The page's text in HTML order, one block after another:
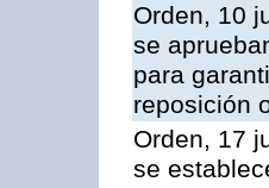
Orden, 10
se
para
reposición
Orden, 17
se